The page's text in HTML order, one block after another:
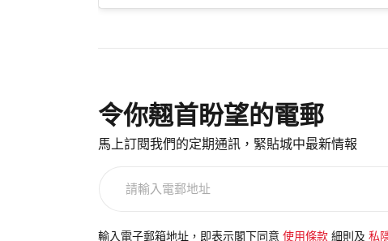
令你翹首盼望的電郵
馬上訂閱我們的定期通訊，緊貼城中最新情報
電
輸入電子郵箱地址，即表示閣下同意 使用條款 細則及 私